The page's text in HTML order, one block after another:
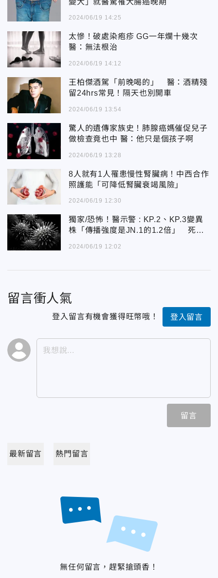
2024/06/19 14:25
太慘！破處染疱疹 GG一年爛十幾次
醫：無法根治
2024/06/19 14:12
王柏傑酒駕「前晚喝的」 醫：酒精殘
留24hrs常見！隔天也別開車
2024/06/19 13:54
驚人的遺傳家族史！肺腺癌媽催促兒子
做檢查竟也中 醫：他只是個孩子啊
2024/06/19 13:28
8人就有1人罹患慢性腎臟病！中西合作
照護能「可降低腎臟衰竭風險」
2024/06/19 12:30
獨家/恐怖！醫示警 : KP.2、KP.3變異
株「傳播強度是JN.1的1.2倍」 死亡
2024/06/19 12:02
留言衝人氣
登入留言有機會獲得旺幣哦！ 登入留言
留言
最新留言 熱門留言
無任何留言，趕緊搶頭香！